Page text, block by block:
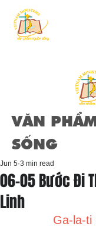
VĂN
SỐNG
06-05 Bước Đi
Linh
Jun 5 3 min read
Ga-la-ti